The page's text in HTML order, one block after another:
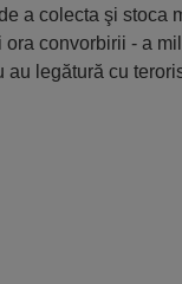
a colecta şi stoca
ora convorbirii - a
au legătură cu